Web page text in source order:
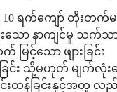
ရက်ကျော် တိုးတက်မ
ော နာကျင်မှု သက်သာဆ
က် မြင့်သော ဖျားခြင်း
ခြင်း သို့မဟုတ် မျက်လုံးရ
င်းထန်ခြင်းနှင့်အတူ လည်